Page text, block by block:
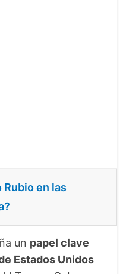
Rubio en las
un papel clave
Estados Unidos